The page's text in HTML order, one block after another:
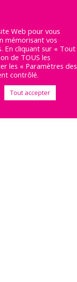
Web pour vous
mémorisant vos
En cliquant sur « Tout
de TOUS les
les « Paramètres des
contrôlé.
Tout accepter